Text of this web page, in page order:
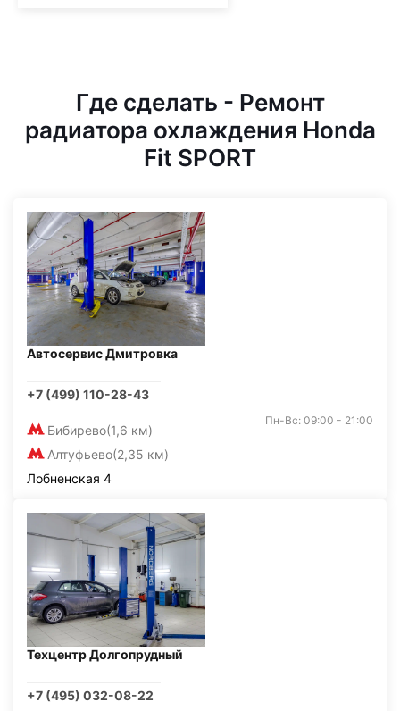
Где сделать - Ремонт
радиатора охлаждения Honda
Fit SPORT
Автосервис Дмитровка
+7 (499) 110-28-43
Бибирево(1,6 км)
Алтуфьево(2,35 км)
Пн-Вс: 09:00 - 21:00
Лобненская 4
Техцентр Долгопрудный
+7 (495) 032-08-22